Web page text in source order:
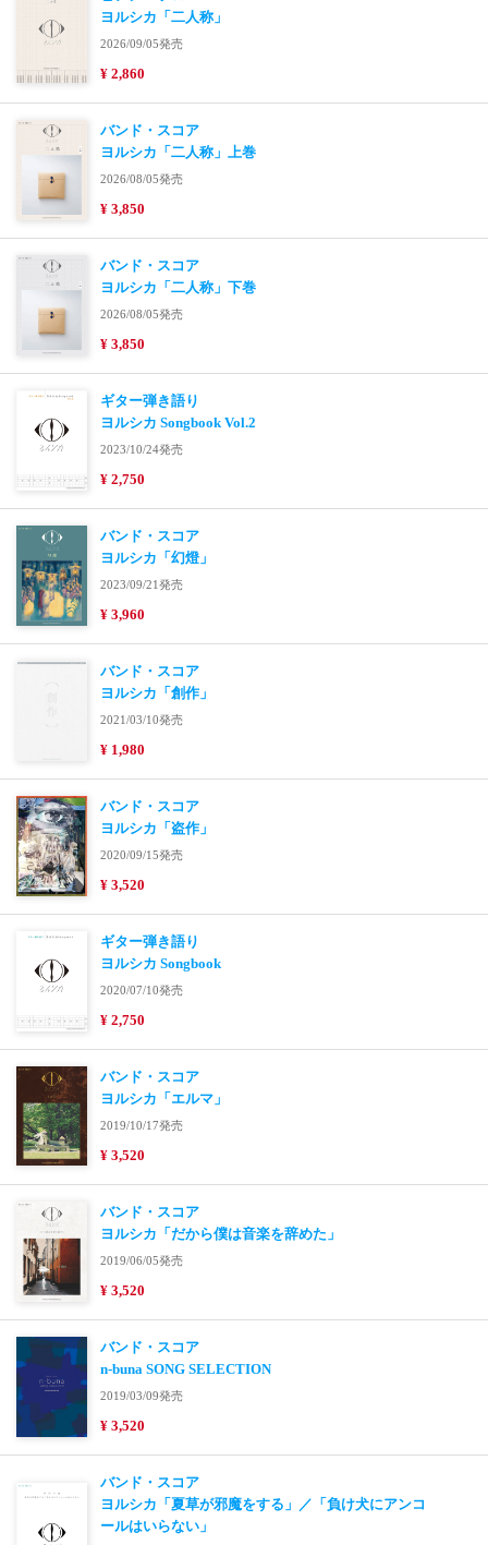
ヨルシカ「二人称」
2026/09/05発売
¥ 2,860
バンド・スコア
ヨルシカ「二人称」上巻
2026/08/05発売
¥ 3,850
バンド・スコア
ヨルシカ「二人称」下巻
2026/08/05発売
¥ 3,850
ギター弾き語り
ヨルシカ Songbook Vol.2
2023/10/24発売
¥ 2,750
バンド・スコア
ヨルシカ「幻燈」
2023/09/21発売
¥ 3,960
バンド・スコア
ヨルシカ「創作」
2021/03/10発売
¥ 1,980
バンド・スコア
ヨルシカ「盗作」
2020/09/15発売
¥ 3,520
ギター弾き語り
ヨルシカ Songbook
2020/07/10発売
¥ 2,750
バンド・スコア
ヨルシカ「エルマ」
2019/10/17発売
¥ 3,520
バンド・スコア
ヨルシカ「だから僕は音楽を辞めた」
2019/06/05発売
¥ 3,520
バンド・スコア
n-buna SONG SELECTION
2019/03/09発売
¥ 3,520
バンド・スコア
ヨルシカ「夏草が邪魔をする」／「負け犬にアンコ
ールはいらない」